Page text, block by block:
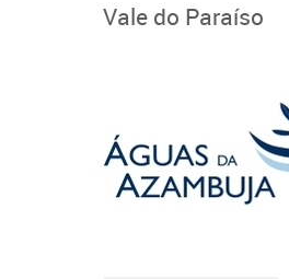
Vale do Paraíso